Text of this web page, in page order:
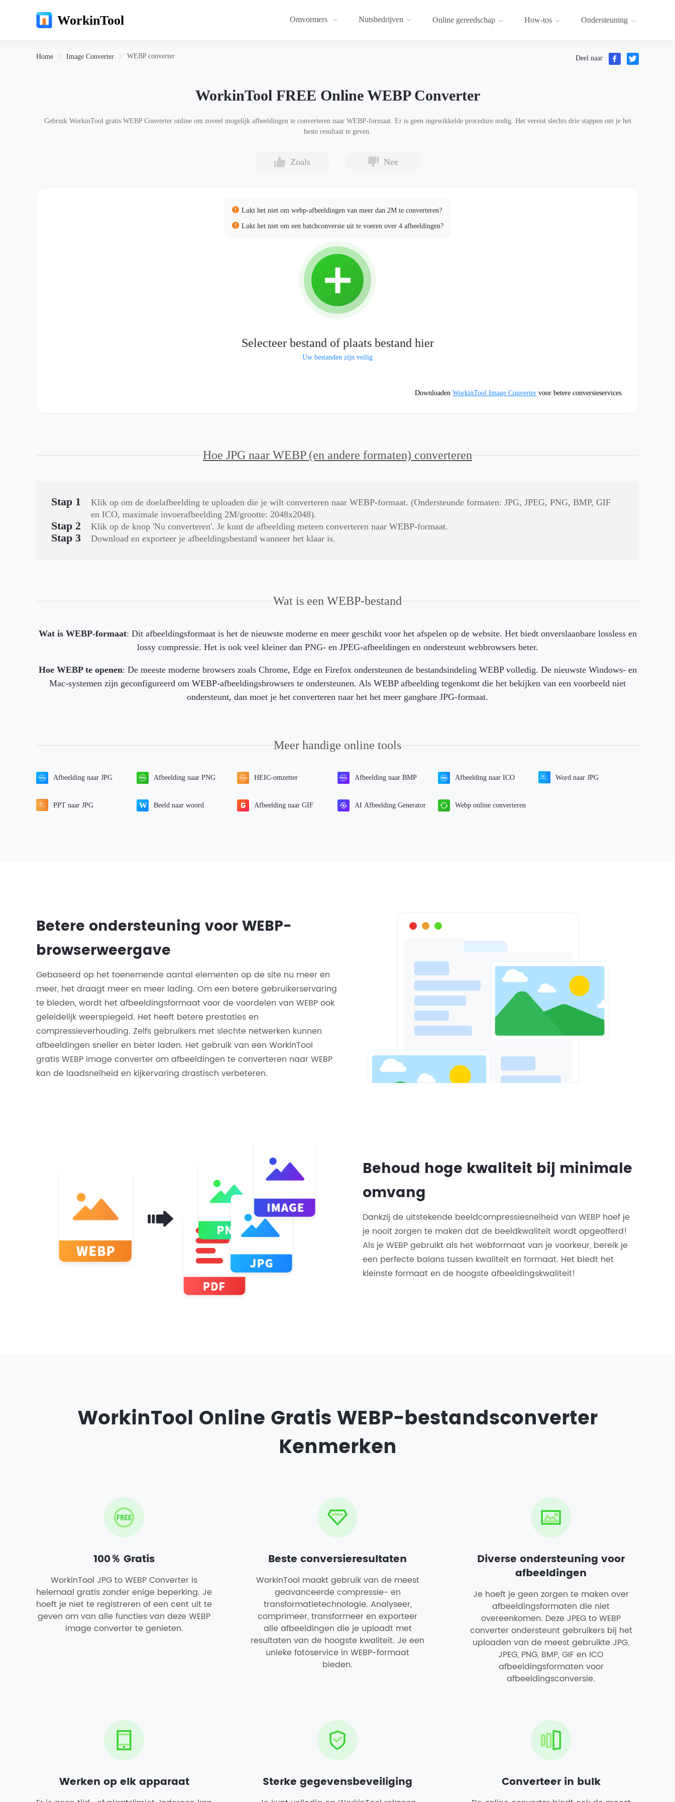
WorkinTool Omvormers Nutsbedrijven Online gereedschap How-tos Ondersteuning
Home Image Converter WEBP converter Deel naar
WorkinTool FREE Online WEBP Converter
Gebruik WorkinTool gratis WEBP Converter online om zoveel mogelijk afbeeldingen te converteren naar WEBP-formaat. Er is geen ingewikkelde procedure nodig. Het vereist slechts drie stappen om je het
beste resultaat te geven.
Zoals Nee
Lukt het niet om webp-afbeeldingen van meer dan 2M te converteren?
Lukt het niet om een batchconversie uit te voeren over 4 afbeeldingen?
Selecteer bestand of plaats bestand hier
Uw bestanden zijn veilig
Downloaden WorkinTool Image Converter voor betere conversieservices.
Hoe JPG naar WEBP (en andere formaten) converteren
Stap 1
Klik op om de doelafbeelding te uploaden die je wilt converteren naar WEBP-formaat. (Ondersteunde formaten: JPG, JPEG, PNG, BMP, GIF
en ICO, maximale invoerafbeelding 2M/grootte: 2048x2048).
Stap 2 Klik op de knop 'Nu converteren'. Je kunt de afbeelding meteen converteren naar WEBP-formaat.
Stap 3 Download en exporteer je afbeeldingsbestand wanneer het klaar is.
Wat is een WEBP-bestand
Wat is WEBP-formaat: Dit afbeeldingsformaat is het de nieuwste moderne en meer geschikt voor het afspelen op de website. Het biedt onverslaanbare lossless en
lossy compressie. Het is ook veel kleiner dan PNG- en JPEG-afbeeldingen en ondersteunt webbrowsers beter.
Hoe WEBP te openen: De meeste moderne browsers zoals Chrome, Edge en Firefox ondersteunen de bestandsindeling WEBP volledig. De nieuwste Windows- en
Mac-systemen zijn geconfigureerd om WEBP-afbeeldingsbrowsers te ondersteunen. Als WEBP afbeelding tegenkomt die het bekijken van een voorbeeld niet
ondersteunt, dan moet je het converteren naar het het meer gangbare JPG-formaat.
Meer handige online tools
Afbeelding naar JPG Afbeelding naar PNG HEIC-omzetter Afbeelding naar BMP Afbeelding naar ICO Word naar JPG
PPT naar JPG Beeld naar woord Afbeelding naar GIF AI Afbeelding Generator Webp online converteren
Betere ondersteuning voor WEBP-
browserweergave
Gebaseerd op het toenemende aantal elementen op de site nu meer en
meer, het draagt meer en meer lading. Om een betere gebruikerservaring
te bieden, wordt het afbeeldingsformaat voor de voordelen van WEBP ook
geleidelijk weerspiegeld. Het heeft betere prestaties en
compressieverhouding. Zelfs gebruikers met slechte netwerken kunnen
afbeeldingen sneller en beter laden. Het gebruik van een WorkinTool
gratis WEBP image converter om afbeeldingen te converteren naar WEBP
kan de laadsnelheid en kijkervaring drastisch verbeteren.
Behoud hoge kwaliteit bij minimale
omvang
Dankzij de uitstekende beeldcompressiesnelheid van WEBP hoef je
je nooit zorgen te maken dat de beeldkwaliteit wordt opgeofferd!
Als je WEBP gebruikt als het webformaat van je voorkeur, bereik je
een perfecte balans tussen kwaliteit en formaat. Het biedt het
kleinste formaat en de hoogste afbeeldingskwaliteit!
WorkinTool Online Gratis WEBP-bestandsconverter
Kenmerken
100％ Gratis
WorkinTool JPG to WEBP Converter is
helemaal gratis zonder enige beperking. Je
hoeft je niet te registreren of een cent uit te
geven om van alle functies van deze WEBP
image converter te genieten.
Beste conversieresultaten
WorkinTool maakt gebruik van de meest
geavanceerde compressie- en
transformatietechnologie. Analyseer,
comprimeer, transformeer en exporteer
alle afbeeldingen die je uploadt met
resultaten van de hoogste kwaliteit. Je een
unieke fotoservice in WEBP-formaat
bieden.
Diverse ondersteuning voor
afbeeldingen
Je hoeft je geen zorgen te maken over
afbeeldingsformaten die niet
overeenkomen. Deze JPEG to WEBP
converter ondersteunt gebruikers bij het
uploaden van de meest gebruikte JPG,
JPEG, PNG, BMP, GIF en ICO
afbeeldingsformaten voor
afbeeldingsconversie.
Werken op elk apparaat Sterke gegevensbeveiliging Converteer in bulk